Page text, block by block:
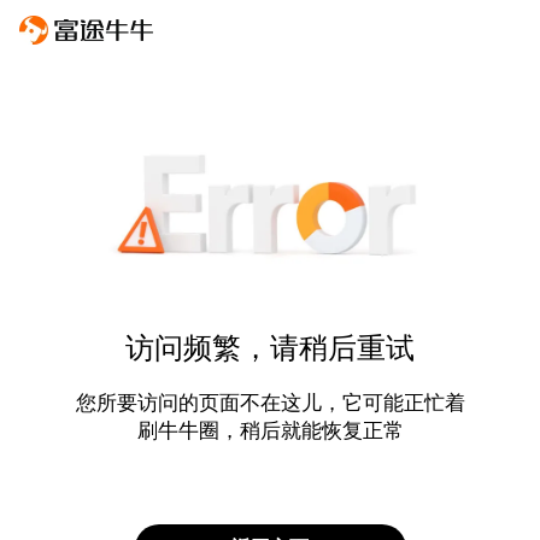
访问频繁，请稍后重试
您所要访问的页面不在这儿，它可能正忙着
刷牛牛圈，稍后就能恢复正常